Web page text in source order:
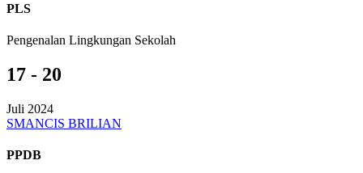
PLS
Pengenalan Lingkungan Sekolah
17 - 20
Juli 2024
SMANCIS BRILIAN
PPDB